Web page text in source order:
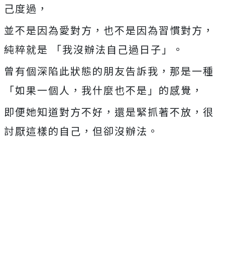
己度過，
並不是因為愛對方，也不是因為習慣對方，
純粹就是 「我沒辦法自己過日子」。
曾有個深陷此狀態的朋友告訴我，那是一種
「如果一個人，我什麼也不是」的感覺，
即便她知道對方不好，還是緊抓著不放，很
討厭這樣的自己，但卻沒辦法。